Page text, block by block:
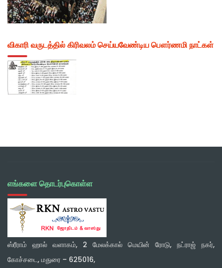
விகாரி வருடத்தில் கிரிவலம் செய்யவேண்டிய பௌர்ணமி நாட்கள்
எங்களை தொடர்புகொள்ள
ஸ்ரீராம் ஹால் வளாகம், 2 மேலக்கால் மெயின் ரோடு, நட்ராஜ் நகர்,
கோச்சடை, மதுரை – 625016,